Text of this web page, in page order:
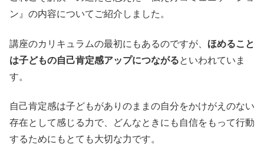
ン』の内容についてご紹介しました。
講座のカリキュラムの最初にもあるのですが、 ほめること
は子どもの自己肯定感アップにつながるといわれていま
す。
自己肯定感は子どもがありのままの自分をかけがえのない
存在として感じる力で、どんなときにも自信をもって行動
するためにもとても大切な力です。